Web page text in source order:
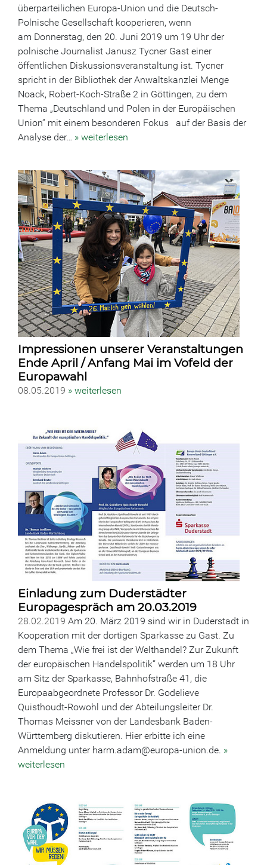
überparteilichen Europa-Union und die Deutsch-
Polnische Gesellschaft kooperieren, wenn
am Donnerstag, den 20. Juni 2019 um 19 Uhr der
polnische Journalist Janusz Tycner Gast einer
öffentlichen Diskussionsveranstaltung ist. Tycner
spricht in der Bibliothek der Anwaltskanzlei Menge
Noack, Robert-Koch-Straße 2 in Göttingen, zu dem
Thema „Deutschland und Polen in der Europäischen
Union“ mit einem besonderen Fokus auf der Basis der
Analyse der… » weiterlesen
Impressionen unserer Veranstaltungen
Ende April / Anfang Mai im Vofeld der
Europawahl
08.05.2019 » weiterlesen
Einladung zum Duderstädter
Europagespräch am 20.03.2019
28.02.2019 Am 20. März 2019 sind wir in Duderstadt in
Kooperation mit der dortigen Sparkasse zu Gast. Zu
dem Thema „Wie frei ist der Welthandel? Zur Zukunft
der europäischen Handelspolitik“ werden um 18 Uhr
am Sitz der Sparkasse, Bahnhofstraße 41, die
Europaabgeordnete Professor Dr. Godelieve
Quisthoudt-Rowohl und der Abteilungsleiter Dr.
Thomas Meissner von der Landesbank Baden-
Württemberg diskutieren. Hier erbitte ich eine
Anmeldung unter harm.adam@europa-union.de. »
weiterlesen